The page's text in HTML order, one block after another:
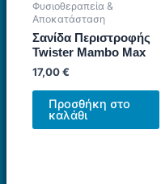
Φυσιοθεραπεία &
Αποκατάσταση
Σανίδα Περιστροφής
Twister Mambo Max
17,00€
Προσθήκη στο
καλάθι